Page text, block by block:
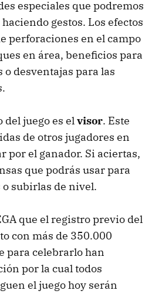
especiales que podremos
gestos. Los efectos
perforaciones en el campo
en área, beneficios para
desventajas para las
del juego es elvisor. Este
de otros jugadores en
por el ganador. Si aciertas,
que podrás usar para
subirlas de nivel.
que el registro previo del
con más de 350.000
para celebrarlo han
por la cual todos
el juego hoy serán